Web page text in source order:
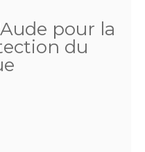
pour la
du